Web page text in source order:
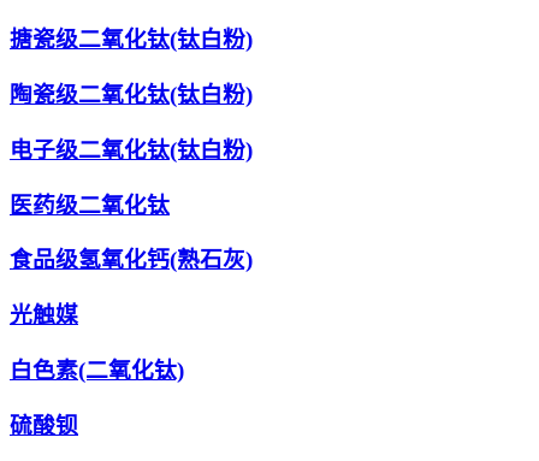
搪瓷级二氧化钛(钛白粉)
陶瓷级二氧化钛(钛白粉)
电子级二氧化钛(钛白粉)
医药级二氧化钛
食品级氢氧化钙(熟石灰)
光触媒
白色素(二氧化钛)
硫酸钡